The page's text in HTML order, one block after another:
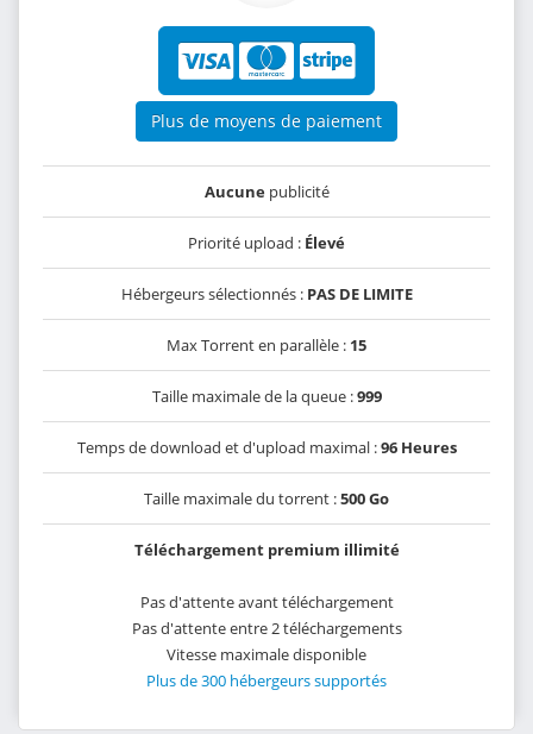
Plus de moyens de paiement
Aucunepublicité
Priorité upload : Élevé
Hébergeurs sélectionnés : PAS DE LIMITE
Max Torrent en parallèle : 15
Taille maximale de la queue :999
Temps de download et d'upload maximal :96 Heures
Taille maximale du torrent :500 Go
Téléchargement premium illimité
Pas d'attente avant téléchargement
Pas d'attente entre 2 téléchargements
Vitesse maximale disponible
Plus de 300 hébergeurs supportés